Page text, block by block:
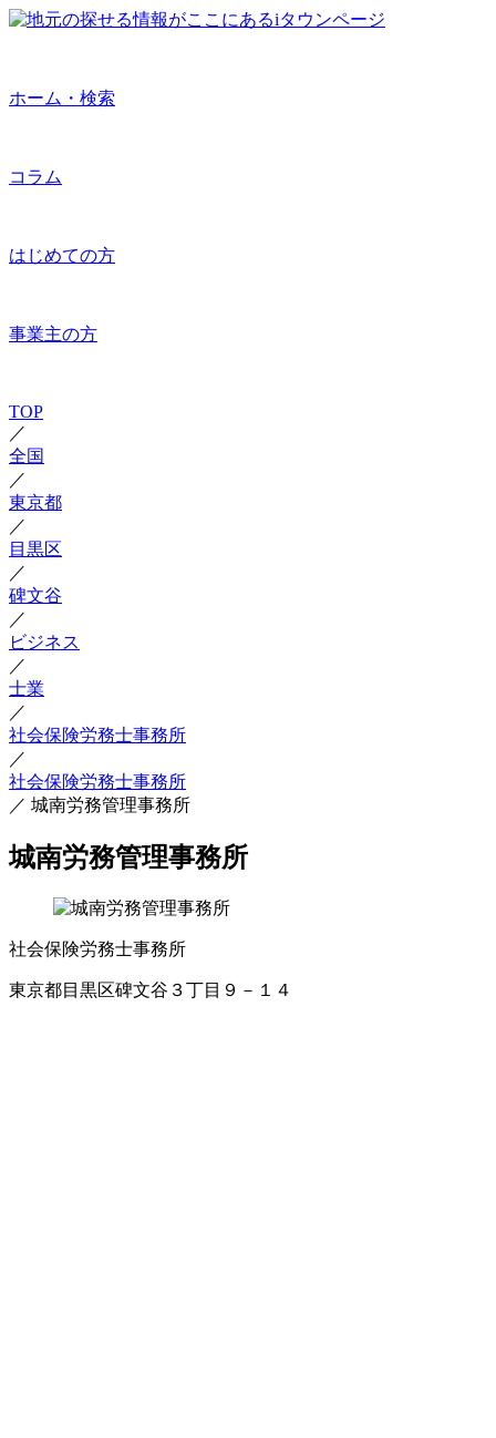
ホーム・検索
コラム
はじめての方
事業主の方
TOP
／
全国
／
東京都
／
目黒区
／
碑文谷
／
ビジネス
／
士業
／
社会保険労務士事務所
／
社会保険労務士事務所
／ 城南労務管理事務所
城南労務管理事務所
社会保険労務士事務所
東京都目黒区碑文谷３丁目９－１４